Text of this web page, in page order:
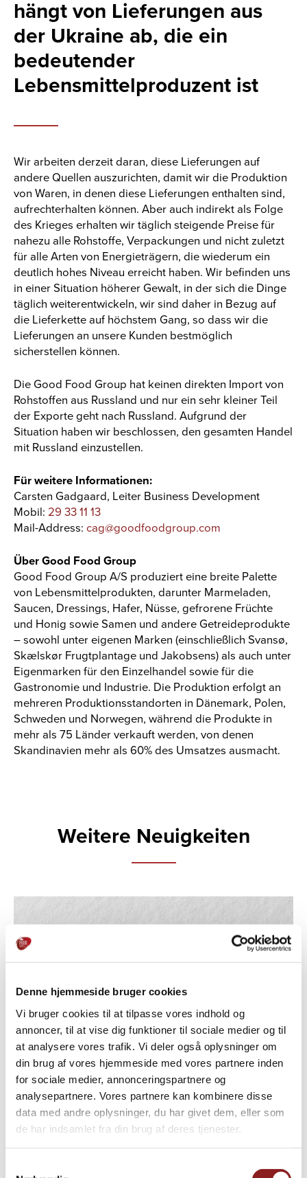
Denne hjemmeside bruger cookies
Vi bruger cookies til at tilpasse vores indhold og
annoncer, til at vise dig funktioner til sociale medier og til
at analysere vores trafik. Vi deler også oplysninger om
din brug af vores hjemmeside med vores partnere inden
for sociale medier, annonceringspartnere og
analysepartnere. Vores partnere kan kombinere disse
data med andre oplysninger, du har givet dem, eller som
de har indsamlet fra din brug af deres tjenester.
hängt von Lieferungen aus
der Ukraine ab, die ein
bedeutender
Lebensmittelproduzent ist
Wir arbeiten derzeit daran, diese Lieferungen auf
andere Quellen auszurichten, damit wir die Produktion
von Waren, in denen diese Lieferungen enthalten sind,
aufrechterhalten können. Aber auch indirekt als Folge
des Krieges erhalten wir täglich steigende Preise für
nahezu alle Rohstoffe, Verpackungen und nicht zuletzt
für alle Arten von Energieträgern, die wiederum ein
deutlich hohes Niveau erreicht haben. Wir befinden uns
in einer Situation höherer Gewalt, in der sich die Dinge
täglich weiterentwickeln, wir sind daher in Bezug auf
die Lieferkette auf höchstem Gang, so dass wir die
Lieferungen an unsere Kunden bestmöglich
sicherstellen können.
Die Good Food Group hat keinen direkten Import von
Rohstoffen aus Russland und nur ein sehr kleiner Teil
der Exporte geht nach Russland. Aufgrund der
Situation haben wir beschlossen, den gesamten Handel
mit Russland einzustellen.
Für weitere Informationen:
Carsten Gadgaard, Leiter Business Development
Mobil: 29 33 11 13
Mail-Address: cag@goodfoodgroup.com
Über Good Food Group
Good Food Group A/S produziert eine breite Palette
von Lebensmittelprodukten, darunter Marmeladen,
Saucen, Dressings, Hafer, Nüsse, gefrorene Früchte
und Honig sowie Samen und andere Getreideprodukte
– sowohl unter eigenen Marken (einschließlich Svansø,
Skælskør Frugtplantage und Jakobsens) als auch unter
Eigenmarken für den Einzelhandel sowie für die
Gastronomie und Industrie. Die Produktion erfolgt an
mehreren Produktionsstandorten in Dänemark, Polen,
Schweden und Norwegen, während die Produkte in
mehr als 75 Länder verkauft werden, von denen
Skandinavien mehr als 60% des Umsatzes ausmacht.
Weitere Neuigkeiten